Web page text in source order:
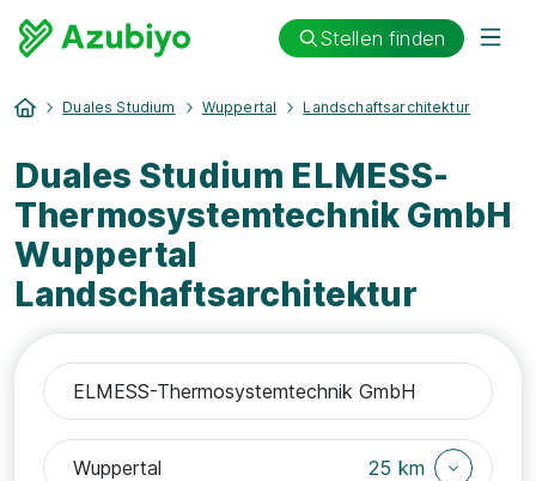
Stellen finden
Duales Studium Wuppertal Landschaftsarchitektur
Duales Studium ELMESS-
Thermosystemtechnik GmbH
Wuppertal
Landschaftsarchitektur
25 km